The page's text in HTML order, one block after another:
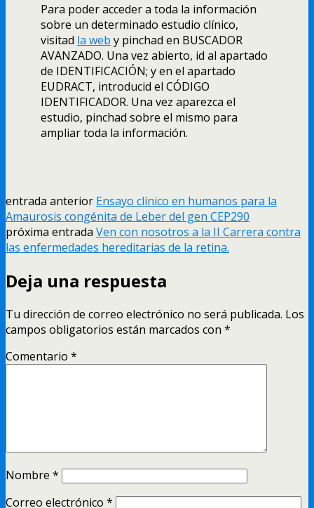
Para poder acceder a toda la información
sobre un determinado estudio clínico,
visitad la web y pinchad en BUSCADOR
AVANZADO. Una vez abierto, id al apartado
de IDENTIFICACIÓN; y en el apartado
EUDRACT, introducid el CÓDIGO
IDENTIFICADOR. Una vez aparezca el
estudio, pinchad sobre el mismo para
ampliar toda la información.
entrada anterior Ensayo clínico en humanos para la
Amaurosis congénita de Leber del gen CEP290
próxima entrada Ven con nosotros a la II Carrera contra
las enfermedades hereditarias de la retina.
Deja una respuesta
Tu dirección de correo electrónico no será publicada. Los
campos obligatorios están marcados con *
Comentario *
Nombre *
Correo electrónico *